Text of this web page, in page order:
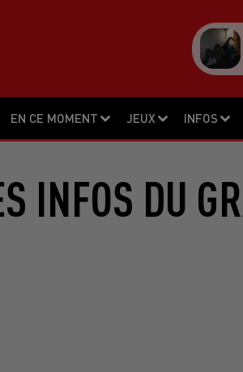
EN CE MOMENT JEUX INFOS
INFOS DU